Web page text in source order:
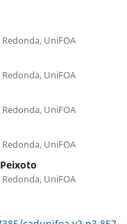
UniFOA
UniFOA
UniFOA
UniFOA
UniFOA